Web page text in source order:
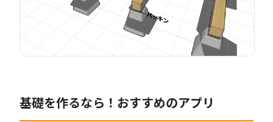
基礎を作るなら！おすすめのアプリ